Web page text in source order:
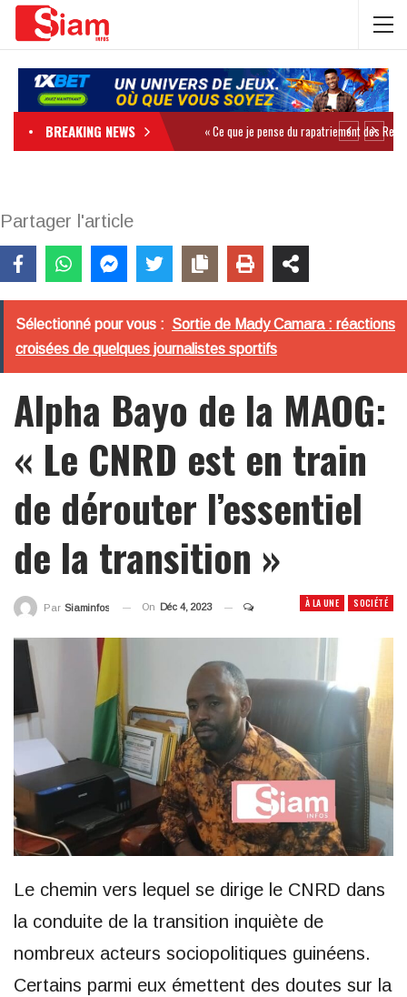
BREAKING NEWS
Partager l'article
Sélectionné pour vous : Sortie de Mady Camara : réactions
croisées de quelques journalistes sportifs
Alpha Bayo de la MAOG:
« Le CNRD est en train
de dérouter l’essentiel
de la transition »
À LA UNE SOCIÉTÉ
Par Siaminfos On Déc 4, 2023
Le chemin vers lequel se dirige le CNRD dans
la conduite de la transition inquiète de
nombreux acteurs sociopolitiques guinéens.
Certains parmi eux émettent des doutes sur la